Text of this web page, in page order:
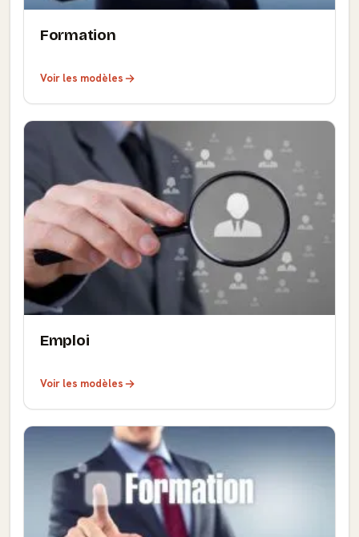
Formation
Voir les modèles
Emploi
Voir les modèles